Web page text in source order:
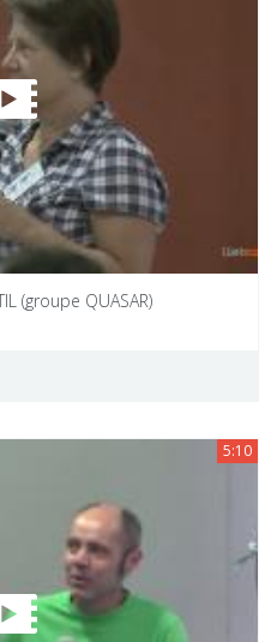
(groupe QUASAR)
5:10